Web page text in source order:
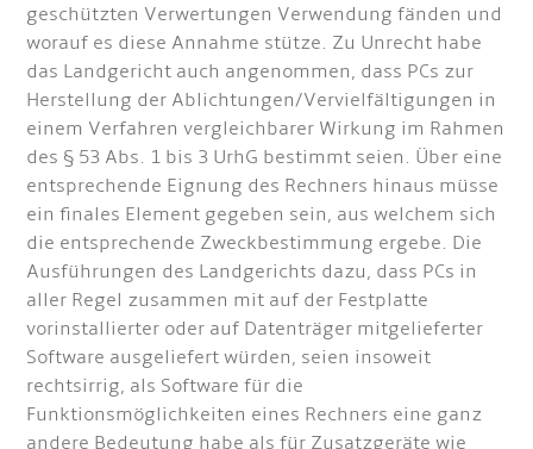
geschützten Verwertungen Verwendung fänden und
worauf es diese Annahme stütze. Zu Unrecht habe
das Landgericht auch angenommen, dass PCs zur
Herstellung der Ablichtungen/Vervielfältigungen in
einem Verfahren vergleichbarer Wirkung im Rahmen
des § 53 Abs. 1 bis 3 UrhG bestimmt seien. Über eine
entsprechende Eignung des Rechners hinaus müsse
ein finales Element gegeben sein, aus welchem sich
die entsprechende Zweckbestimmung ergebe. Die
Ausführungen des Landgerichts dazu, dass PCs in
aller Regel zusammen mit auf der Festplatte
vorinstallierter oder auf Datenträger mitgelieferter
Software ausgeliefert würden, seien insoweit
rechtsirrig, als Software für die
Funktionsmöglichkeiten eines Rechners eine ganz
andere Bedeutung habe als für Zusatzgeräte wie